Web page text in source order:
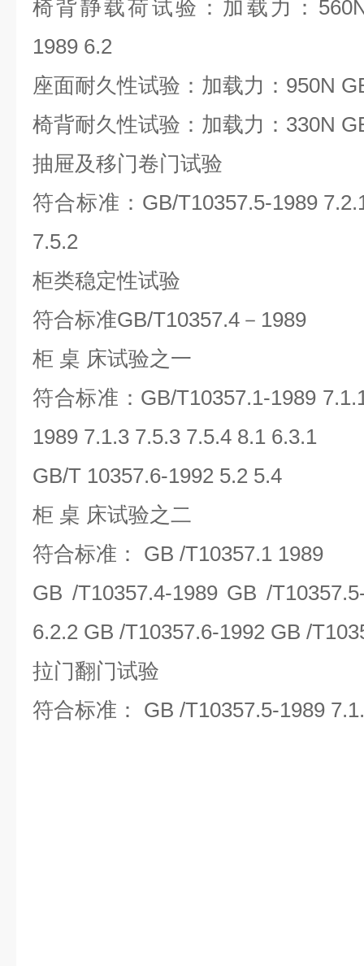
椅背静载荷试验：加载力：560N
1989 6.2
座面耐久性试验：加载力：950N
椅背耐久性试验：加载力：330N
抽屉及移门卷门试验
符合标准：GB/T10357.5-1989
7.5.2
柜类稳定性试验
符合标准GB/T10357.4－1989
柜 桌 床试验之一
符合标准：GB/T10357.1-1989
1989 7.1.3 7.5.3 7.5.4 8.1 6.3.1
GB/T 10357.6-1992 5.2 5.4
柜 桌 床试验之二
符合标准： GB /T10357.1 1989
GB /T10357.4-1989 GB /
6.2.2 GB /T10357.6-1992 GB /
拉门翻门试验
符合标准： GB /T10357.5-1989